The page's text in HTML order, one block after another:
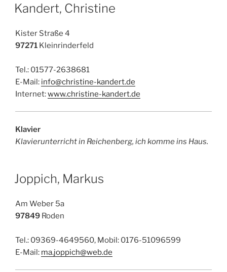
Kandert, Christine
Kister Straße 4
97271 Kleinrinderfeld
Tel.: 01577-2638681
E-Mail: info@christine-kandert.de
Internet:www.christine-kandert.de
Klavier
Klavierunterricht in Reichenberg, ich komme ins Haus.
Joppich, Markus
Am Weber 5a
97849 Roden
Tel.: 09369-4649560, Mobil: 0176-51096599
E-Mail: ma.joppich@web.de